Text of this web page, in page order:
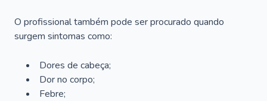
O profissional também pode ser procurado quando
surgem sintomas como:
Dores de cabeça;
Dor no corpo;
Febre;